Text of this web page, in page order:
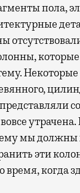
пола,
которые
мы должны
эти
время, когда